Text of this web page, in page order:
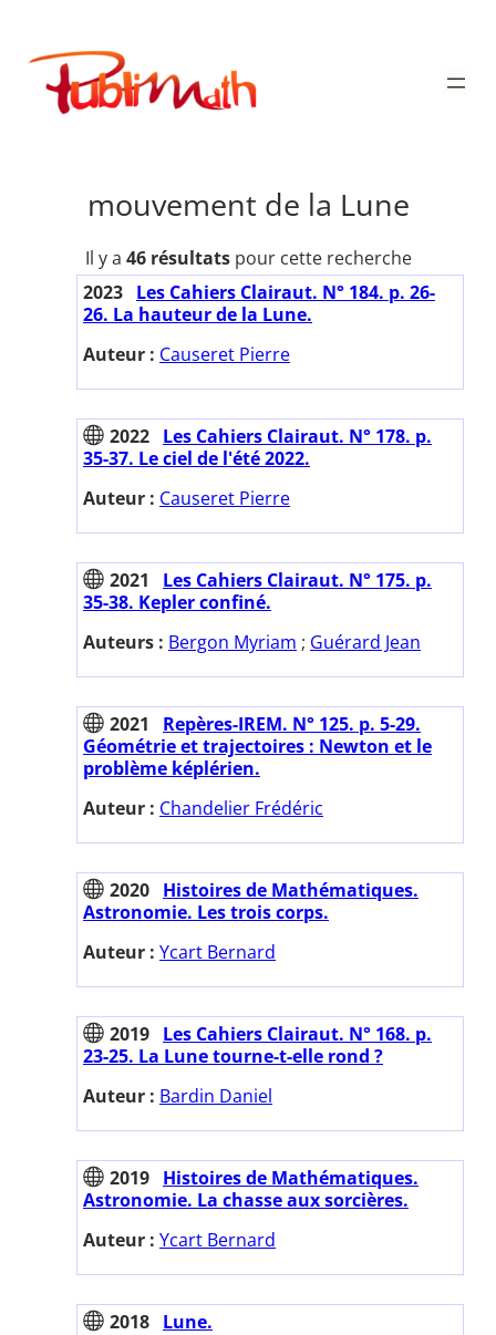
contenu
Publimath
mouvement de la Lune
Il y a 46 résultatspour cette recherche
2023 Les Cahiers Clairaut. N° 184. p. 26-
26. La hauteur de la Lune.
Auteur : Causeret Pierre
2022 Les Cahiers Clairaut. N° 178. p.
35-37. Le ciel de l'été 2022.
Auteur : Causeret Pierre
2021
Les Cahiers Clairaut. N° 175. p.
35-38. Kepler confiné.
Auteurs : Bergon Myriam ; Guérard Jean
2021
Repères-IREM. N° 125. p. 5-29.
Géométrie et trajectoires : Newton et le
problème képlérien.
Auteur : Chandelier Frédéric
2020 Histoires de Mathématiques.
Astronomie. Les trois corps.
Auteur : Ycart Bernard
2019 Les Cahiers Clairaut. N° 168. p.
23-25. La Lune tourne-t-elle rond ?
Auteur : Bardin Daniel
2019 Histoires de Mathématiques.
Astronomie. La chasse aux sorcières.
Auteur : Ycart Bernard
2018 Lune.